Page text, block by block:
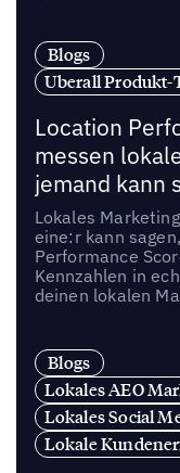
Blogs
Uberall Produkt-
Location
messen
jemand kann
Lokales
eine:r kann
Performance
Kennzahlen in
deinen lokalen
Blogs
Lokales AEO
Lokales Social
Lokale